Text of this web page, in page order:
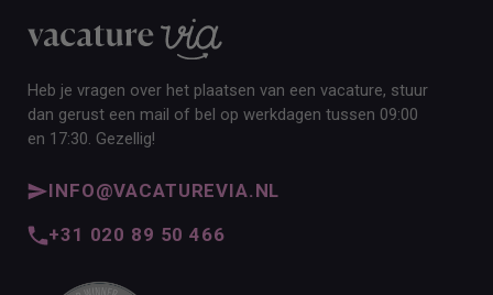
Heb je vragen over het plaatsen van een vacature, stuur
dan gerust een mail of bel op werkdagen tussen 09:00
en 17:30. Gezellig!
INFO@VACATUREVIA.NL
+31 020 89 50 466